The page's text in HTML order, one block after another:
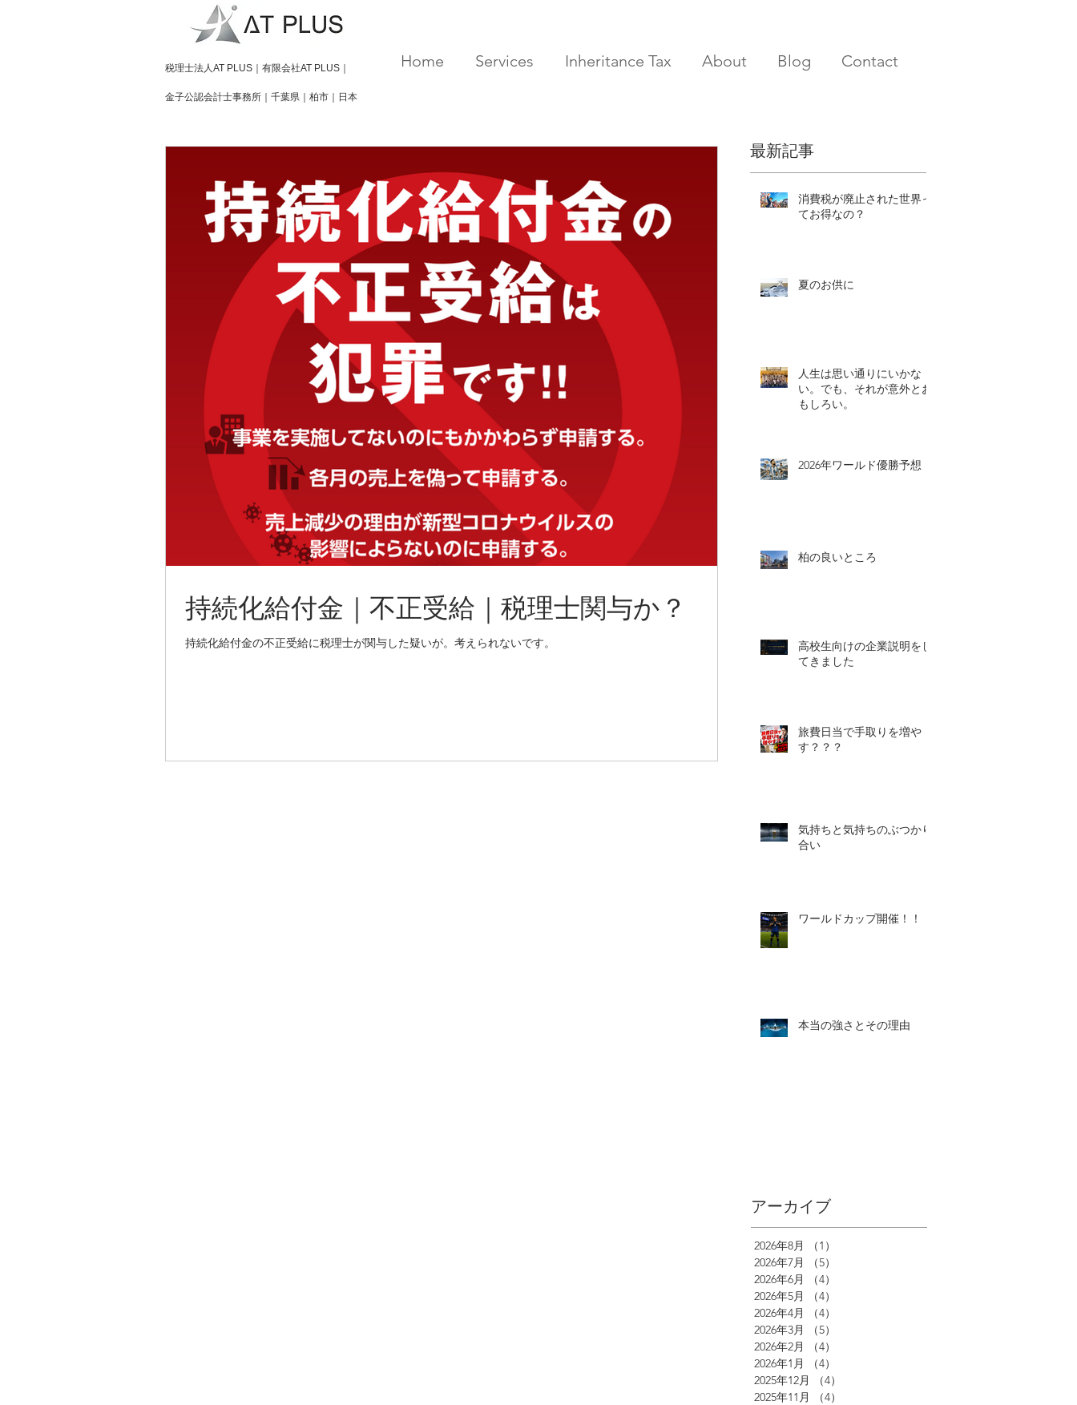
​税理士法人AT PLUS｜有限会社AT PLUS｜
金子公認会計士事務所｜ 千葉県｜柏市｜日本
Home Services Inheritance Tax About Blog Contact
持続化給付金｜不正受給｜税理士関与か？
持続化給付金の不正受給に税理士が関与した疑いが。考えられないです。
最新記事
消費税が廃止された世界っ
てお得なの？
夏のお供に
人生は思い通りにいかな
い。でも、それが意外とお
もしろい。
2026年ワールド優勝予想
柏の良いところ
高校生向けの企業説明をし
てきました
旅費日当で手取りを増や
す？？？
気持ちと気持ちのぶつかり
合い
ワールドカップ開催！！！
本当の強さとその理由
アーカイブ
2026年8月 （1）
2026年7月
（5）
2026年6月
（4）
2026年5月
（4）
2026年4月
（4）
2026年3月
（5）
2026年2月
（4）
2026年1月
（4）
2025年12月
（4）
2025年11月
（4）